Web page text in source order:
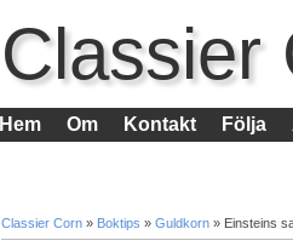
Classier
Hem Om Kontakt Följa
Classier Corn » Boktips » Guldkorn » Einsteins